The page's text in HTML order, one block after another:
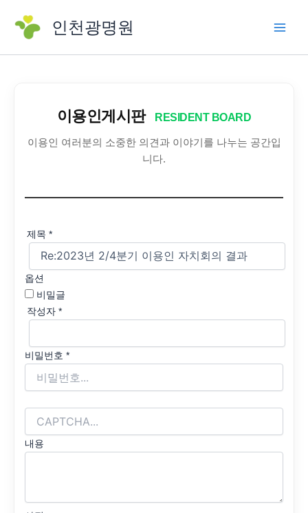
로
인천광명원
이용인게시판 RESIDENT BOARD
이용인 여러분의 소중한 의견과 이야기를 나누는 공간입
니다.
제목 *
옵션
비밀글
작성자 *
비밀번호 *
내용